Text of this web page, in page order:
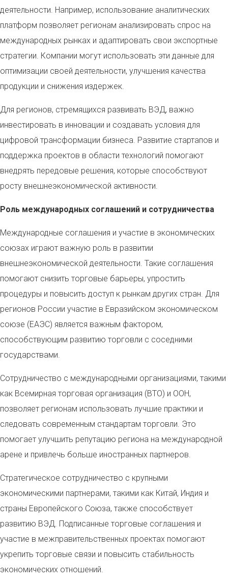
деятельности. Например, использование аналитических
платформ позволяет регионам анализировать спрос на
международных рынках и адаптировать свои экспортные
стратегии. Компании могут использовать эти данные для
оптимизации своей деятельности, улучшения качества
продукции и снижения издержек.
Для регионов, стремящихся развивать ВЭД, важно
инвестировать в инновации и создавать условия для
цифровой трансформации бизнеса. Развитие стартапов и
поддержка проектов в области технологий помогают
внедрять передовые решения, которые способствуют
росту внешнеэкономической активности.
Роль международных соглашений и сотрудничества
Международные соглашения и участие в экономических
союзах играют важную роль в развитии
внешнеэкономической деятельности. Такие соглашения
помогают снизить торговые барьеры, упростить
процедуры и повысить доступ к рынкам других стран. Для
регионов России участие в Евразийском экономическом
союзе (ЕАЭС) является важным фактором,
способствующим развитию торговли с соседними
государствами.
Сотрудничество с международными организациями, такими
как Всемирная торговая организация (ВТО) и ООН,
позволяет регионам использовать лучшие практики и
следовать современным стандартам торговли. Это
помогает улучшить репутацию региона на международной
арене и привлечь больше иностранных партнеров.
Стратегическое сотрудничество с крупными
экономическими партнерами, такими как Китай, Индия и
страны Европейского Союза, также способствует
развитию ВЭД. Подписанные торговые соглашения и
участие в межправительственных проектах помогают
укрепить торговые связи и повысить стабильность
экономических отношений.